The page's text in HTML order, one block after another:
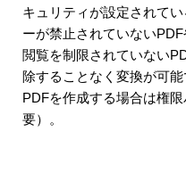
キュリティが設定されて
ーが禁止されていない
閲覧を制限されていない
除することなく変換が可
PDFを作成する場合は権
要）。